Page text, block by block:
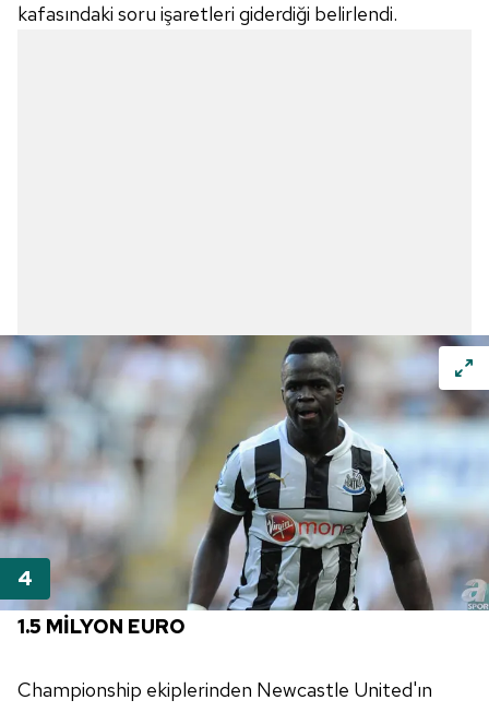
kafasındaki soru işaretleri giderdiği belirlendi.
1.5 MİLYON EURO
Championship ekiplerinden Newcastle United'ın